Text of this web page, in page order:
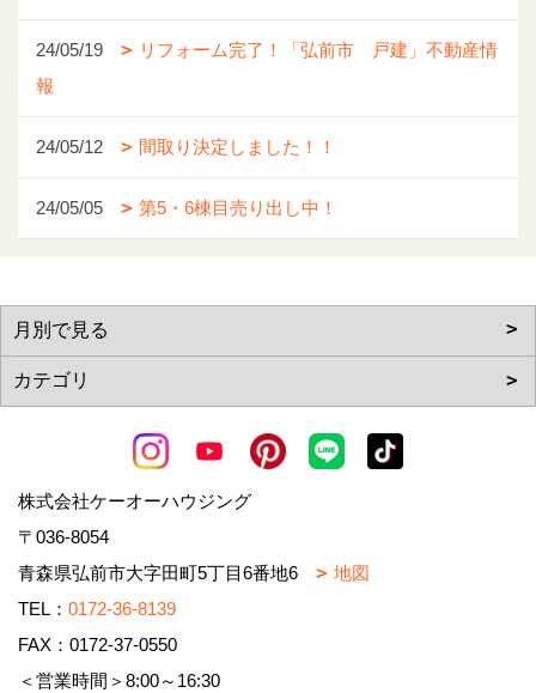
24/05/19
リフォーム完了！「弘前市 戸建」不動産情
報
24/05/12 間取り決定しました！！
24/05/05 第5・6棟目売り出し中！
株式会社ケーオーハウジング
〒036-8054
青森県弘前市大字田町5丁目6番地6
地図
TEL： 0172-36-8139
FAX：0172-37-0550
＜営業時間＞8:00～16:30